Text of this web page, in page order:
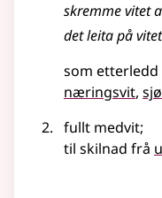
skremmevitet
det leita påvitet
som etterledd
næringsvit
fullt medvit;
til skilnad frå